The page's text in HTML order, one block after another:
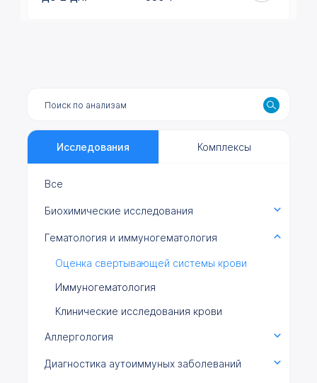
Исследования Комплексы
Все
Биохимические исследования
Гематология и иммуногематология
Оценка свертывающей системы крови
Иммуногематология
Клинические исследования крови
Аллергология
Диагностика аутоиммуных заболеваний